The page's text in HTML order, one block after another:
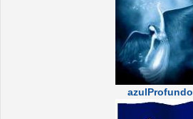
azulProfundo